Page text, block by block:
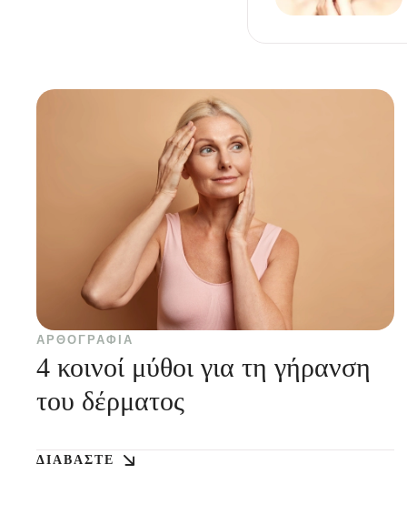
ΑΡΘΟΓΡΑΦΊΑ
4 κοινοί μύθοι για τη γήρανση
του δέρματος
ΔΙΑΒΆΣΤΕ